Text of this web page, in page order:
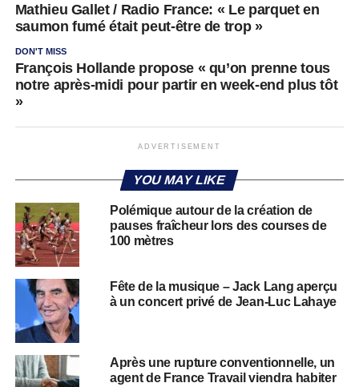
Mathieu Gallet / Radio France: « Le parquet en
saumon fumé était peut-être de trop »
DON'T MISS
François Hollande propose « qu’on prenne tous
notre après-midi pour partir en week-end plus tôt
»
ADVERTISEMENT
YOU MAY LIKE
Polémique autour de la création de
pauses fraîcheur lors des courses de
100 mètres
Fête de la musique – Jack Lang aperçu
à un concert privé de Jean-Luc Lahaye
Après une rupture conventionnelle, un
agent de France Travail viendra habiter